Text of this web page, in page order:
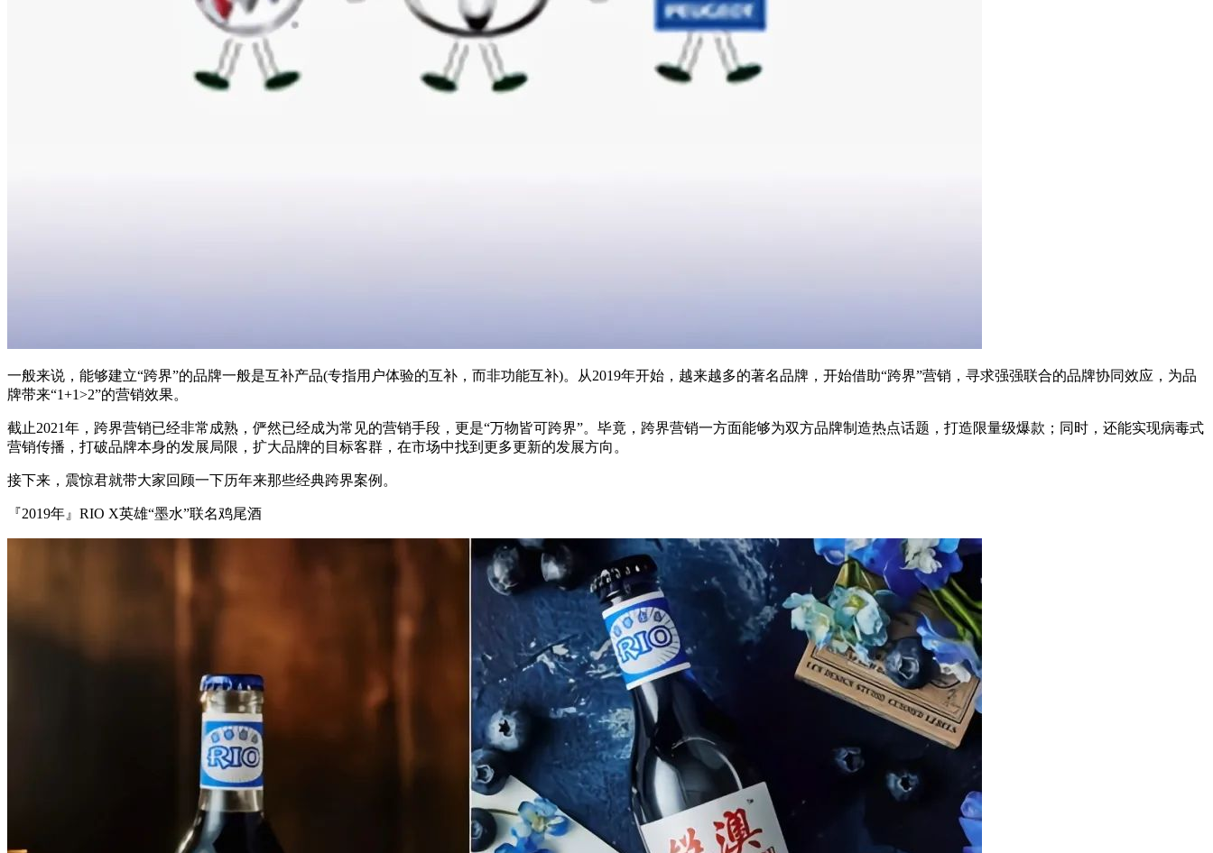
一般来说，能够建立“跨界”的品牌一般是互补产品(专指用户体验的互补，而非功能互补)。从2019年开始，越来越多的著名品牌，开始借助“跨界”营销，寻求强强联合的品牌协同效应，为品
牌带来“1+1>2”的营销效果。
截止2021年，跨界营销已经非常成熟，俨然已经成为常见的营销手段，更是“万物皆可跨界”。毕竟，跨界营销一方面能够为双方品牌制造热点话题，打造限量级爆款；同时，还能实现病毒式
营销传播，打破品牌本身的发展局限，扩大品牌的目标客群，在市场中找到更多更新的发展方向。
接下来，震惊君就带大家回顾一下历年来那些经典跨界案例。
『2019年』RIO X英雄“墨水”联名鸡尾酒